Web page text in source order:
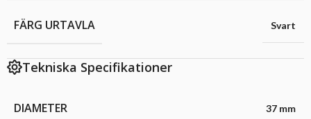
FÄRG URTAVLA Svart
Tekniska Specifikationer
DIAMETER 37 mm